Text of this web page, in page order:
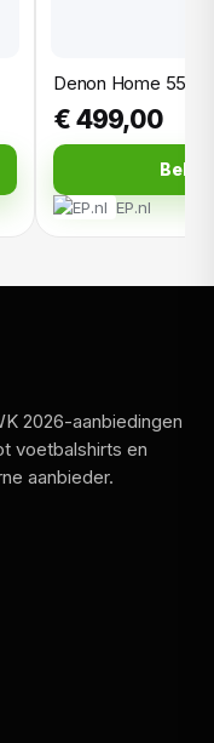
Met de
luister in een
wordt
Spotify
Plof dus lekker
Denon Home 550
€ 499,00
EP.nl
2026-aanbiedingen
voetbalshirts en
aanbieder.